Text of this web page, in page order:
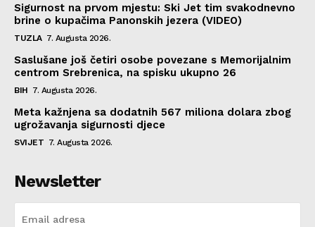
Sigurnost na prvom mjestu: Ski Jet tim svakodnevno
brine o kupačima Panonskih jezera (VIDEO)
TUZLA 7. Augusta 2026.
Saslušane još četiri osobe povezane s Memorijalnim
centrom Srebrenica, na spisku ukupno 26
BIH 7. Augusta 2026.
Meta kažnjena sa dodatnih 567 miliona dolara zbog
ugrožavanja sigurnosti djece
SVIJET 7. Augusta 2026.
Newsletter